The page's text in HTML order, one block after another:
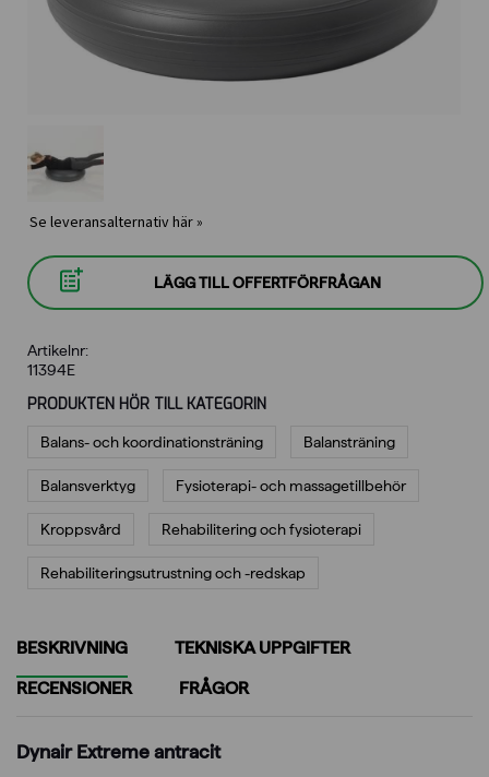
Se leveransalternativ här »
LÄGG TILL OFFERTFÖRFRÅGAN
Artikelnr:
11394E
PRODUKTEN HÖR TILL KATEGORIN
Balans- och koordinationsträning Balansträning
Balansverktyg Fysioterapi- och massagetillbehör
Kroppsvård Rehabilitering och fysioterapi
Rehabiliterings­utrustning och -redskap
BESKRIVNING
TEKNISKA UPPGIFTER
RECENSIONER
FRÅGOR
Dynair Extreme antracit